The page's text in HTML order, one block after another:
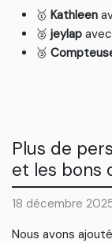
🥇 Kathleen
🥈 jeylap
🥉
Plus de
et les bons
18 décembre
Nous avons